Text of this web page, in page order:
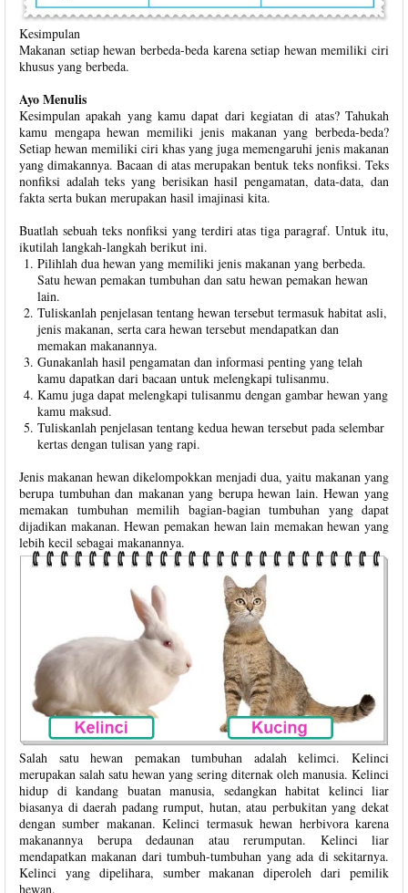
Kesimpulan
Makanan setiap hewan berbeda-beda karena setiap hewan memiliki ciri
khusus yang berbeda.
Ayo Menulis
Kesimpulan apakah yang kamu dapat dari kegiatan di atas? Tahukah
kamu mengapa hewan memiliki jenis makanan yang berbeda-beda?
Setiap hewan memiliki ciri khas yang juga memengaruhi jenis makanan
yang dimakannya. Bacaan di atas merupakan bentuk teks nonfiksi. Teks
nonfiksi adalah teks yang berisikan hasil pengamatan, data-data, dan
fakta serta bukan merupakan hasil imajinasi kita.
Buatlah sebuah teks nonfiksi yang terdiri atas tiga paragraf. Untuk itu,
ikutilah langkah-langkah berikut ini.
Pilihlah dua hewan yang memiliki jenis makanan yang berbeda.
Satu hewan pemakan tumbuhan dan satu hewan pemakan hewan
lain.
Tuliskanlah penjelasan tentang hewan tersebut termasuk habitat asli,
jenis makanan, serta cara hewan tersebut mendapatkan dan
memakan makanannya.
Gunakanlah hasil pengamatan dan informasi penting yang telah
kamu dapatkan dari bacaan untuk melengkapi tulisanmu.
Kamu juga dapat melengkapi tulisanmu dengan gambar hewan yang
kamu maksud.
Tuliskanlah penjelasan tentang kedua hewan tersebut pada selembar
kertas dengan tulisan yang rapi.
Jenis makanan hewan dikelompokkan menjadi dua, yaitu makanan yang
berupa tumbuhan dan makanan yang berupa hewan lain. Hewan yang
memakan tumbuhan memilih bagian-bagian tumbuhan yang dapat
dijadikan makanan. Hewan pemakan hewan lain memakan hewan yang
lebih kecil sebagai makanannya.
Salah satu hewan pemakan tumbuhan adalah kelimci. Kelinci
merupakan salah satu hewan yang sering diternak oleh manusia. Kelinci
hidup di kandang buatan manusia, sedangkan habitat kelinci liar
biasanya di daerah padang rumput, hutan, atau perbukitan yang dekat
dengan sumber makanan. Kelinci termasuk hewan herbivora karena
makanannya berupa dedaunan atau rerumputan. Kelinci liar
mendapatkan makanan dari tumbuh-tumbuhan yang ada di sekitarnya.
Kelinci yang dipelihara, sumber makanan diperoleh dari pemilik
hewan.